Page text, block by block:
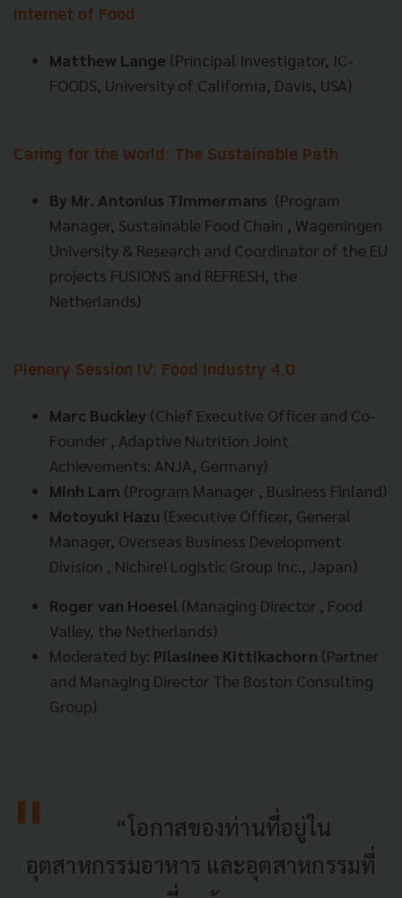
Internet of Food
Matthew Lange (Principal Investigator, IC-
FOODS, University of California, Davis, USA)
Caring for the World: The Sustainable Path
By Mr. Antonius Timmermans (Program
Manager, Sustainable Food Chain , Wageningen
University & Research and Coordinator of the EU
projects FUSIONS and REFRESH, the
Netherlands)
Plenary Session IV: Food Industry 4.0
Marc Buckley (Chief Executive Officer and Co-
Founder , Adaptive Nutrition Joint
Achievements: ANJA, Germany)
Minh Lam (Program Manager , Business Finland)
Motoyuki Hazu (Executive Officer, General
Manager, Overseas Business Development
Division , Nichirei Logistic Group Inc., Japan)
Roger van Hoesel (Managing Director , Food
Valley, the Netherlands)
Moderated by: Pilasinee Kittikachorn (Partner
and Managing Director The Boston Consulting
Group)
“โอกาสของท่านที่อยู่ใน
อุตสาหกรรมอาหาร และอุตสาหกรรมที่